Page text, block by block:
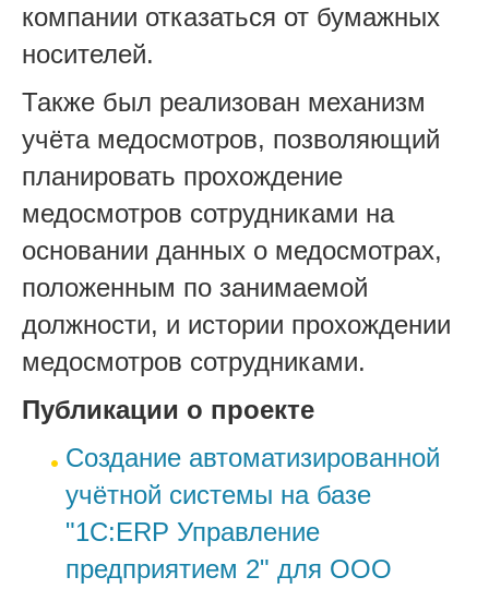
компании отказаться от бумажных
носителей.
Также был реализован механизм
учёта медосмотров, позволяющий
планировать прохождение
медосмотров сотрудниками на
основании данных о медосмотрах,
положенным по занимаемой
должности, и истории прохождении
медосмотров сотрудниками.
Публикации о проекте
Создание автоматизированной
учётной системы на базе
"1С:ERP Управление
предприятием 2" для ООО